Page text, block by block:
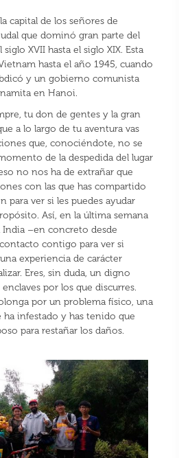
capital de los señores de
que dominó gran parte del
XVII hasta el siglo XIX. Esta
hasta el año 1945, cuando
y un gobierno comunista
en Hanoi.
tu don de gentes y la gran
a lo largo de tu aventura vas
que, conociéndote, no se
de la despedida del lugar
no nos ha de extrañar que
con las que has compartido
para ver si les puedes ayudar
Así, en la última semana
India –en concreto desde
contigo para ver si
experiencia de carácter
Eres, sin duda, un digno
por los que discurres.
por un problema físico, una
infestado y has tenido que
para restañar los daños.